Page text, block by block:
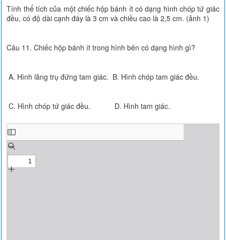
Tính thể tích của một chiếc hộp bánh ít có dạng hình chóp tứ giác
đều, có độ dài cạnh đáy là 3 cm và chiều cao là 2,5 cm. (ảnh 1)
Câu 11. Chiếc hộp bánh ít trong hình bên có dạng hình gì?
A. Hình lăng trụ đứng tam giác. B. Hình chóp tam giác đều.
C. Hình chóp tứ giác đều. D. Hình tam giác.